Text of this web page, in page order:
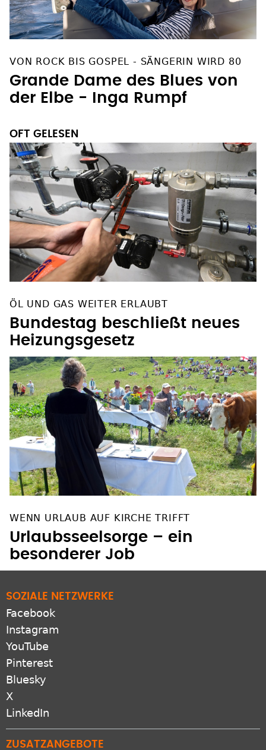
VON ROCK BIS GOSPEL - SÄNGERIN WIRD 80
Grande Dame des Blues von
der Elbe - Inga Rumpf
OFT GELESEN
ÖL UND GAS WEITER ERLAUBT
Bundestag beschließt neues
Heizungsgesetz
WENN URLAUB AUF KIRCHE TRIFFT
Urlaubsseelsorge – ein
SOZIALE NETZWERKE
Facebook
Instagram
YouTube
Pinterest
Bluesky
X